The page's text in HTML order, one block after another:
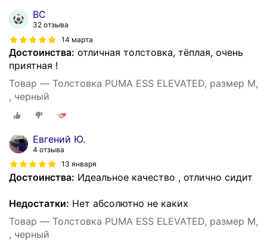
ВС
32 отзыва
14 марта
Достоинства: отличная толстовка, тёплая, очень
приятная !
Товар — Толстовка PUMA ESS ELEVATED, размер M,
, черный
Евгений Ю.
4 отзыва
13 января
Достоинства: Идеальное качество , отлично сидит
Недостатки: Нет абсолютно не каких
Товар — Толстовка PUMA ESS ELEVATED, размер M,
, черный